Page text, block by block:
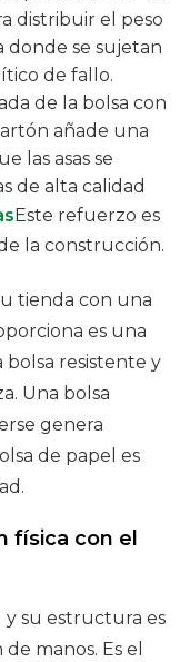
distribuir el peso
donde se sujetan
de fallo.
de la bolsa con
añade una
las asas se
de alta calidad
Este refuerzo es
la construcción.
tienda con una
es una
bolsa resistente y
Una bolsa
genera
de papel es
física con el
y su estructura es
manos. Es el